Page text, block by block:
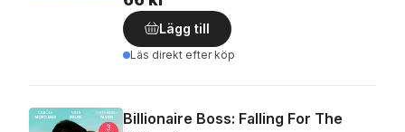
Lägg till
Läs direkt efter köp
Billionaire Boss: Falling For The